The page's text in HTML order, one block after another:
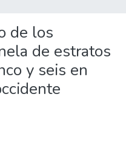
Statistics
de los
de estratos
y seis en